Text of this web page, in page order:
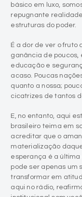
básico em luxo,
repugnante
estruturas do poder.
É a dor de ver o fruto
ganância de poucos,
educação e
acaso. Poucas
quanto a nossa;
cicatrizes de tantos
E, no entanto, aqui
brasileiro teima em
acreditar que o
materialização
esperança é a última
pode ser apenas um
transformar em
aqui no rádio,